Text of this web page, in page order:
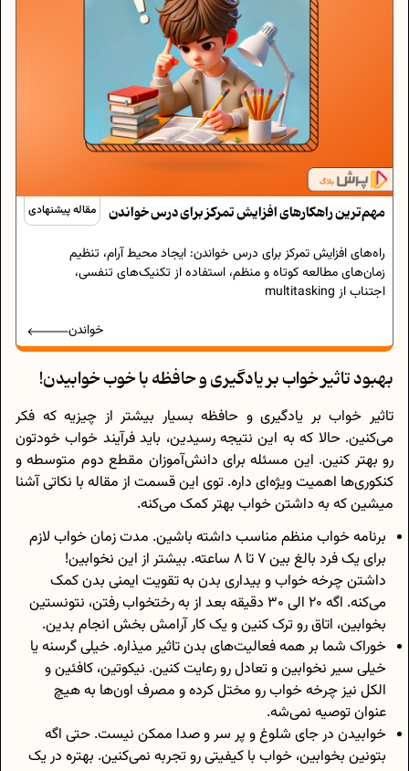
مقاله پیشنهادی مهم‌ترین راهکارهای افزایش تمرکز برای درس خواندن
راه‌های افزایش تمرکز برای درس خواندن: ایجاد محیط آرام، تنظیم
زمان‌های مطالعه کوتاه و منظم، استفاده از تکنیک‌های تنفسی،
اجتناب از multitasking
خواندن
بهبود تاثیر خواب بر یادگیری و حافظه با خوب خوابیدن!
تاثیر خواب بر یادگیری و حافظه بسیار بیشتر از چیزیه که فکر
می‌کنین. حالا که به این نتیجه رسیدین، باید فرآیند خواب خودتون
رو بهتر کنین. این مسئله برای دانش‌آموزان مقطع دوم متوسطه و
کنکوری‌ها اهمیت ویژه‌ای داره. توی این قسمت از مقاله با نکاتی آشنا
میشین که به داشتن خواب بهتر کمک می‌کنه.
برنامه خواب منظم مناسب داشته باشین. مدت زمان خواب لازم
برای یک فرد بالغ بین 7 تا 8 ساعته. بیشتر از این نخوابین!
داشتن چرخه خواب و بیداری بدن به تقویت ایمنی بدن کمک
می‌کنه. اگه 20 الی 30 دقیقه بعد از به رختخواب رفتن، نتونستین
بخوابین، اتاق رو ترک کنین و یک کار آرامش‌ بخش انجام بدین.
خوراک شما بر همه فعالیت‌های بدن تاثیر میذاره. خیلی گرسنه یا
خیلی سیر نخوابین و تعادل رو رعایت کنین. نیکوتین، کافئین و
الکل نیز چرخه خواب رو مختل کرده و مصرف اون‌ها به هیچ
عنوان توصیه نمی‌شه.
خوابیدن در جای شلوغ و پر سر و صدا ممکن نیست. حتی اگه
بتونین بخوابین، خواب با کیفیتی رو تجربه نمی‌کنین. بهتره در یک